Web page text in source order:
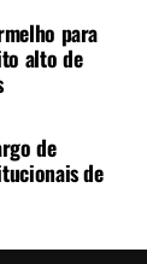
para
alto de
de
de